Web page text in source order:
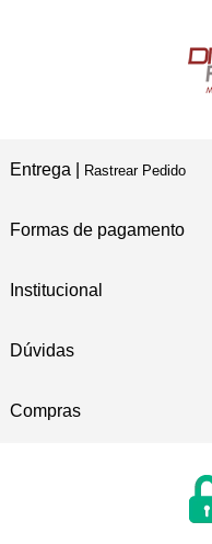
Em
Entrega | Rastrear Pedido
Formas de pagamento
Institucional
Dúvidas
Compras